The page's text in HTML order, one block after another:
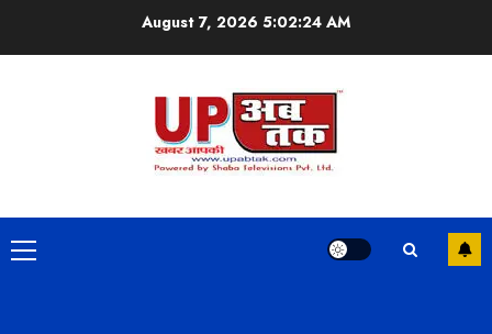
August 7, 2026 5:02:25 AM
Primary